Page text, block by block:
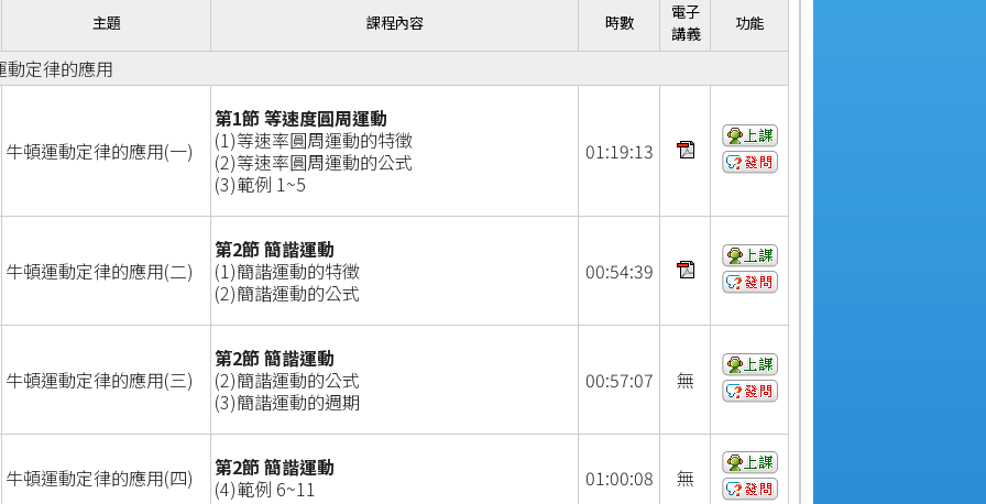
主題 課程內容 時數
電子
講義
功能
動定律的應用
牛頓運動定律的應用(一)
第1節 等速度圓周運動
(1)等速率圓周運動的特徵
(2)等速率圓周運動的公式
(3)範例 1~5
01:19:13
牛頓運動定律的應用(二)
第2節 簡諧運動
(1)簡諧運動的特徵
(2)簡諧運動的公式
00:54:39
牛頓運動定律的應用(三)
第2節 簡諧運動
(2)簡諧運動的公式
(3)簡諧運動的週期
00:57:07 無
牛頓運動定律的應用(四)
第2節 簡諧運動
(4)範例 6~11
01:00:08 無